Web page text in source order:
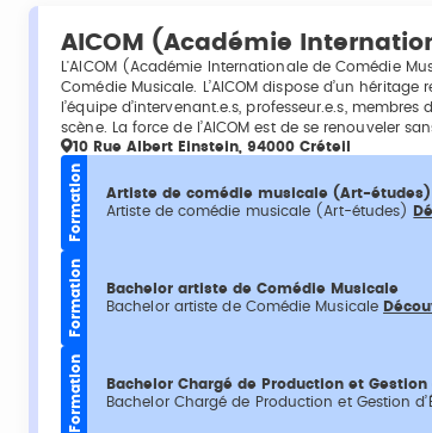
AICOM (Académie
L'AICOM (Académie Internationale de Comédie
Comédie Musicale. L’AICOM dispose d’un
l’équipe d’intervenant.e.s, professeur.e.s,
scène. La force de l’AICOM est de se renouveler
10 Rue Albert Einstein, 94000 Créteil
Formation
Artiste de comédie musicale (Art-études)
Artiste de comédie musicale (Art-études)
Formation
Bachelor artiste de Comédie Musicale
Bachelor artiste de Comédie Musicale
Formation
Bachelor Chargé de Production et
Bachelor Chargé de Production et Gestion